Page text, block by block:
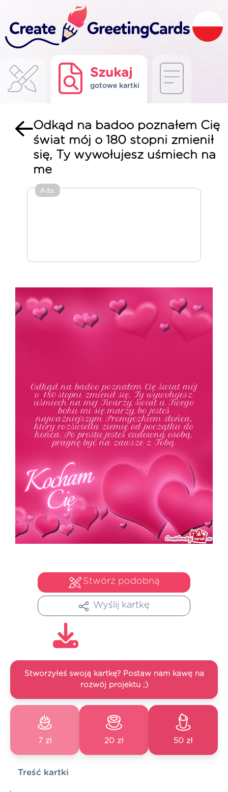
Szukaj
gotowe kartki
Odkąd na badoo poznałem Cię
świat mój o 180 stopni zmienił
się, Ty wywołujesz uśmiech na
me
Ads
Stwórz podobną
Wyślij kartkę
Stworzyłeś swoją kartkę? Postaw nam kawę na
rozwój projektu ;)
7 zł 20 zł 50 zł
Treść kartki